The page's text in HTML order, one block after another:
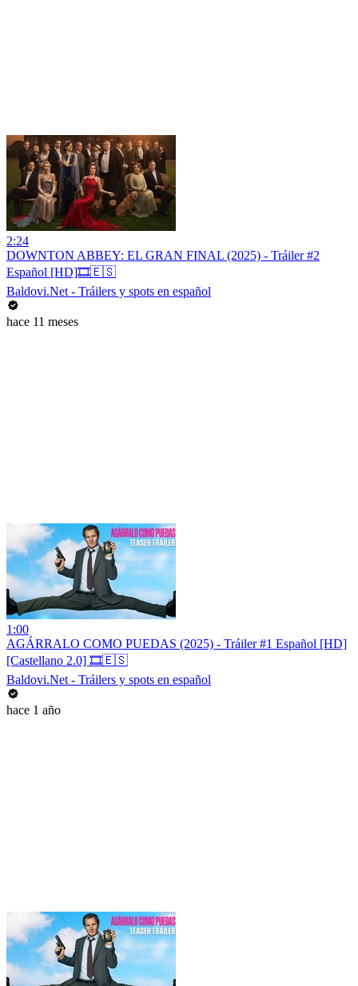
2:24
DOWNTON ABBEY: EL GRAN FINAL (2025) - Tráiler #2
Español [HD]🎞️🇪🇸
Baldovi.Net - Tráilers y spots en español
hace 11 meses
1:00
AGÁRRALO COMO PUEDAS (2025) - Tráiler #1 Español [HD]
[Castellano 2.0] 🎞️🇪🇸
Baldovi.Net - Tráilers y spots en español
hace 1 año